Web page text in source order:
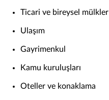
Ticari ve bireysel mülkler
Ulaşım
Gayrimenkul
Kamu kuruluşları
Oteller ve konaklama